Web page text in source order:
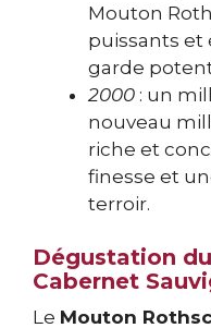
Mouton
puissants et
garde
2000 : un
nouveau
riche et
finesse et
terroir.
Dégustation
Cabernet
Le Mouton